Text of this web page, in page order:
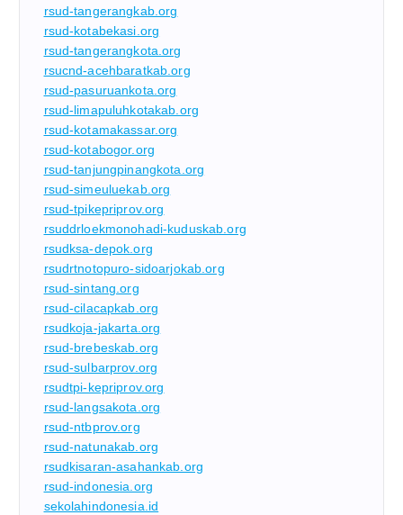
rsud-tangerangkab.org
rsud-kotabekasi.org
rsud-tangerangkota.org
rsucnd-acehbaratkab.org
rsud-pasuruankota.org
rsud-limapuluhkotakab.org
rsud-kotamakassar.org
rsud-kotabogor.org
rsud-tanjungpinangkota.org
rsud-simeuluekab.org
rsud-tpikepriprov.org
rsuddrloekmonohadi-kuduskab.org
rsudksa-depok.org
rsudrtnotopuro-sidoarjokab.org
rsud-sintang.org
rsud-cilacapkab.org
rsudkoja-jakarta.org
rsud-brebeskab.org
rsud-sulbarprov.org
rsudtpi-kepriprov.org
rsud-langsakota.org
rsud-ntbprov.org
rsud-natunakab.org
rsudkisaran-asahankab.org
rsud-indonesia.org
sekolahindonesia.id